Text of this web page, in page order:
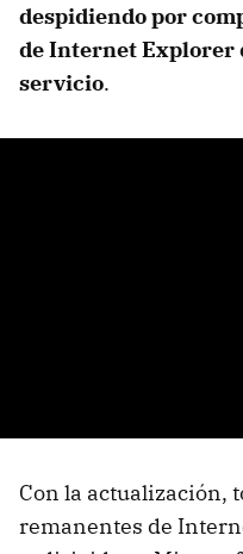
despidiendo por
de Internet Explorer
servicio.
Con la actualización,
remanentes de